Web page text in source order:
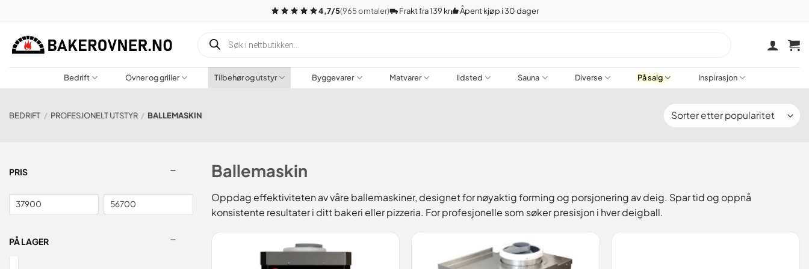
innhold
4,7/5(965 omtaler) Frakt fra 139 kr Åpent kjøp i 30 dager
Bedrift Ovner og griller Tilbehør og utstyr Byggevarer Matvarer Ildsted Sauna Diverse På salg Inspirasjon
BEDRIFT / PROFESJONELT UTSTYR / BALLEMASKIN
PRIS
PÅ LAGER
Ballemaskin
Oppdag effektiviteten av våre ballemaskiner, designet for nøyaktig forming og porsjonering av deig. Spar tid og oppnå
konsistente resultater i ditt bakeri eller pizzeria. For profesjonelle som søker presisjon i hver deigball.